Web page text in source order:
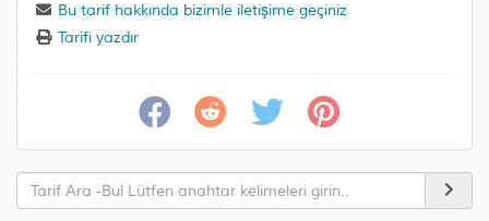
Bu tarif hakkında bizimle iletişime geçiniz
Tarifi yazdır